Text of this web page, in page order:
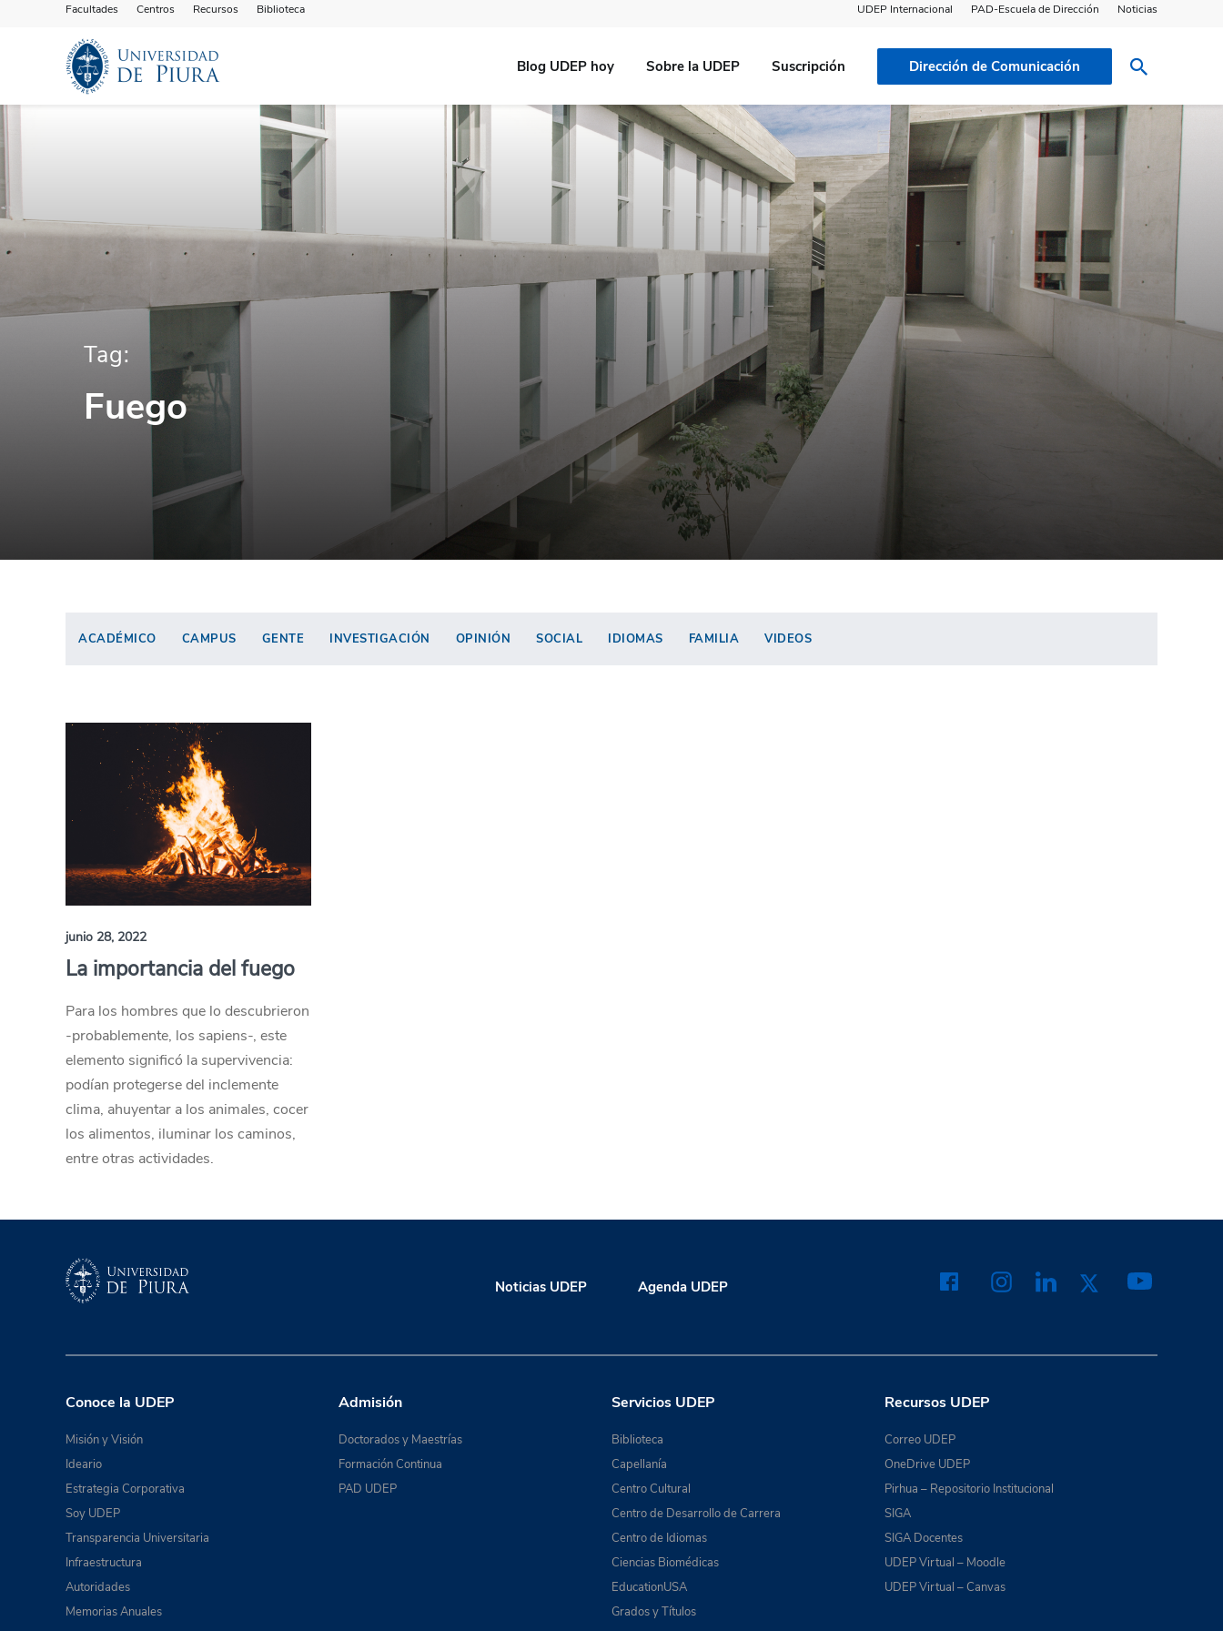
Facultades Centros Recursos Biblioteca UDEP Internacional PAD-Escuela de Dirección Noticias
Blog UDEP hoy Sobre la UDEP Suscripción Dirección de Comunicación
Tag:
Fuego
ACADÉMICO CAMPUS GENTE INVESTIGACIÓN OPINIÓN SOCIAL IDIOMAS FAMILIA VIDEOS
junio 28, 2022
La importancia del fuego
Para los hombres que lo descubrieron
-probablemente, los sapiens-, este
elemento significó la supervivencia:
podían protegerse del inclemente
clima, ahuyentar a los animales, cocer
los alimentos, iluminar los caminos,
entre otras actividades.
Noticias UDEP Agenda UDEP
Conoce la UDEP
Misión y Visión
Ideario
Estrategia Corporativa
Soy UDEP
Transparencia Universitaria
Infraestructura
Autoridades
Memorias Anuales
Admisión
Doctorados y Maestrías
Formación Continua
PAD UDEP
Servicios UDEP
Biblioteca
Capellanía
Centro Cultural
Centro de Desarrollo de Carrera
Centro de Idiomas
Ciencias Biomédicas
EducationUSA
Grados y Títulos
Recursos UDEP
Correo UDEP
OneDrive UDEP
Pirhua – Repositorio Institucional
SIGA
SIGA Docentes
UDEP Virtual – Moodle
UDEP Virtual – Canvas